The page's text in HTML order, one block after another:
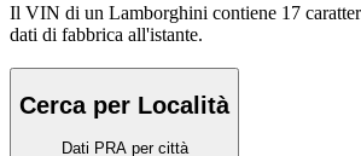
Il VIN di un Lamborghini contiene 17
dati di fabbrica all'istante.
Cerca per Località
Dati PRA per città